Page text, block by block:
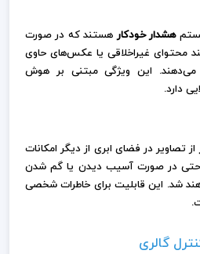
هشدار خودکارهستند که در صورت
محتوای غیراخلاقی یا عکس‌های حاوی
می‌دهند. این ویژگی مبتنی بر هوش
دارد.
از تصاویر در فضای ابری از دیگر امکانات
حتی در صورت آسیب دیدن یا گم شدن
شد. این قابلیت برای خاطرات شخصی
گالری